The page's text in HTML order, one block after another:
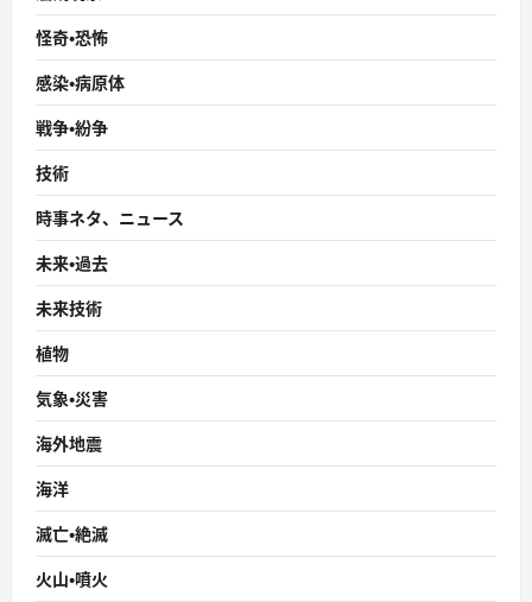
怪奇・恐怖
感染・病原体
戦争・紛争
技術
時事ネタ、ニュース
未来・過去
未来技術
植物
気象・災害
海外地震
海洋
滅亡・絶滅
火山・噴火